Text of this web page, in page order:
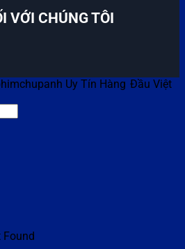
VỚI CHÚNG TÔI
Uy Tín Hàng Đầu Việt
Found